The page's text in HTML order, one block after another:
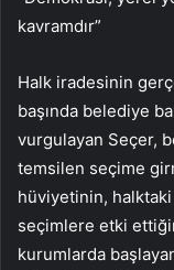
kavramdır”
Halk iradesinin
başında belediye
vurgulayan Seçer,
temsilen seçime
hüviyetinin, halktaki
seçimlere etki
kurumlarda